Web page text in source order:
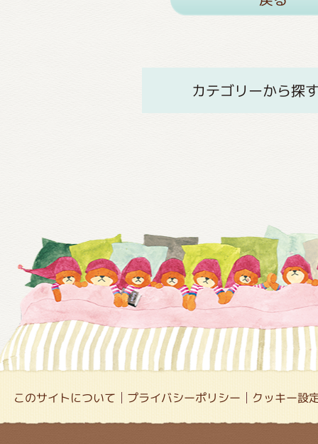
カテゴリーから探
このサイトについて プライバシーポリシー クッキー設